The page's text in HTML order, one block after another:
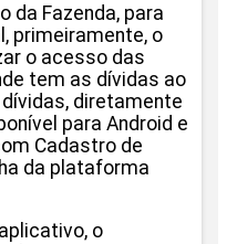
da Fazenda, para
primeiramente, o
o acesso das
tem as dívidas ao
diretamente
para Android e
Cadastro de
da plataforma
o